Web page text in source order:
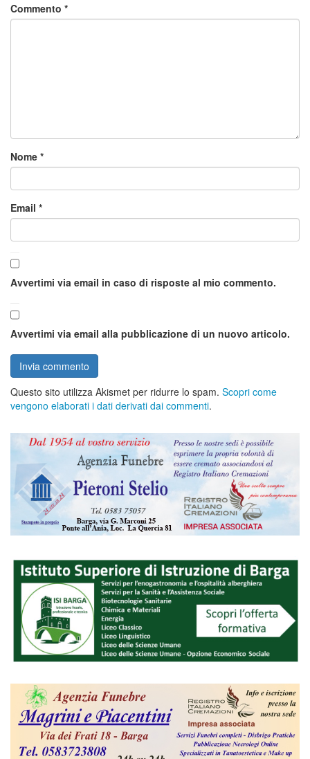
Commento *
Nome *
Email *
Avvertimi via email in caso di risposte al mio commento.
Avvertimi via email alla pubblicazione di un nuovo articolo.
Questo sito utilizza Akismet per ridurre lo spam. Scopri come
vengono elaborati i dati derivati dai commenti.